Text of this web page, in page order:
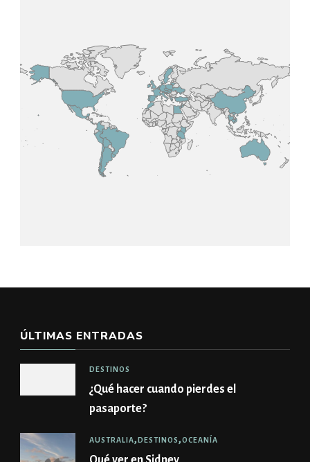
ÚLTIMAS ENTRADAS
DESTINOS
¿Qué hacer cuando pierdes el
pasaporte?
AUSTRALIA DESTINOS OCEANÍA